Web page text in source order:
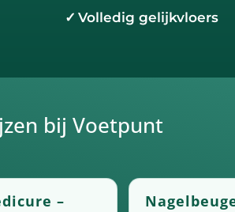
✓ Volledig gelijkvloers
bij Voetpunt
–